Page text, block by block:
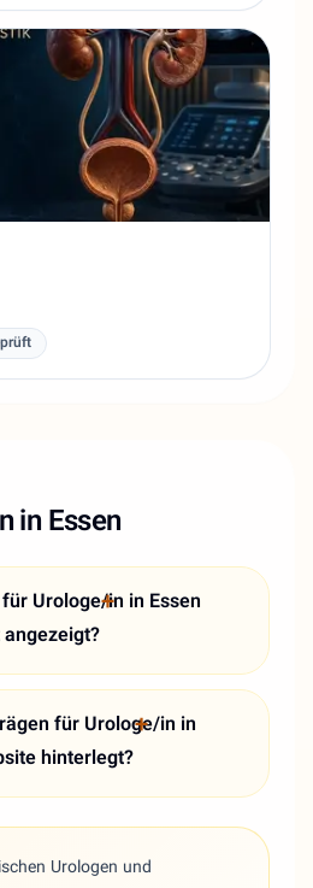
in Essen
Urologe/in in Essen
für Urologe/in in
hinterlegt?
Urologen und